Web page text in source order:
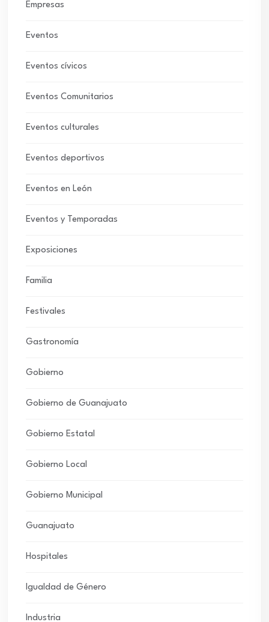
Empresas
Eventos
Eventos cívicos
Eventos Comunitarios
Eventos culturales
Eventos deportivos
Eventos en León
Eventos y Temporadas
Exposiciones
Familia
Festivales
Gastronomía
Gobierno
Gobierno de Guanajuato
Gobierno Estatal
Gobierno Local
Gobierno Municipal
Guanajuato
Hospitales
Igualdad de Género
Industria